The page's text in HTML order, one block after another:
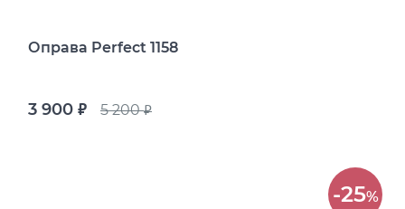
Оправа Perfect 1158
3 900 руб. 5 200руб.
-25%